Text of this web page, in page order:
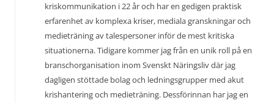
kriskommunikation i 22 år och har en gedigen praktisk
erfarenhet av komplexa kriser, mediala granskningar och
medieträning av talespersoner inför de mest kritiska
situationerna. Tidigare kommer jag från en unik roll på en
branschorganisation inom Svenskt Näringsliv där jag
dagligen stöttade bolag och ledningsgrupper med akut
krishantering och medieträning. Dessförinnan har jag en